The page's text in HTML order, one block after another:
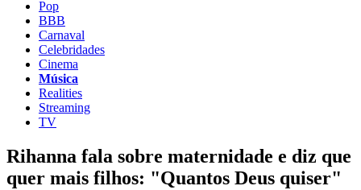
Pop
BBB
Carnaval
Celebridades
Cinema
Música
Realities
Streaming
TV
Rihanna fala sobre maternidade e diz que
quer mais filhos: "Quantos Deus quiser"